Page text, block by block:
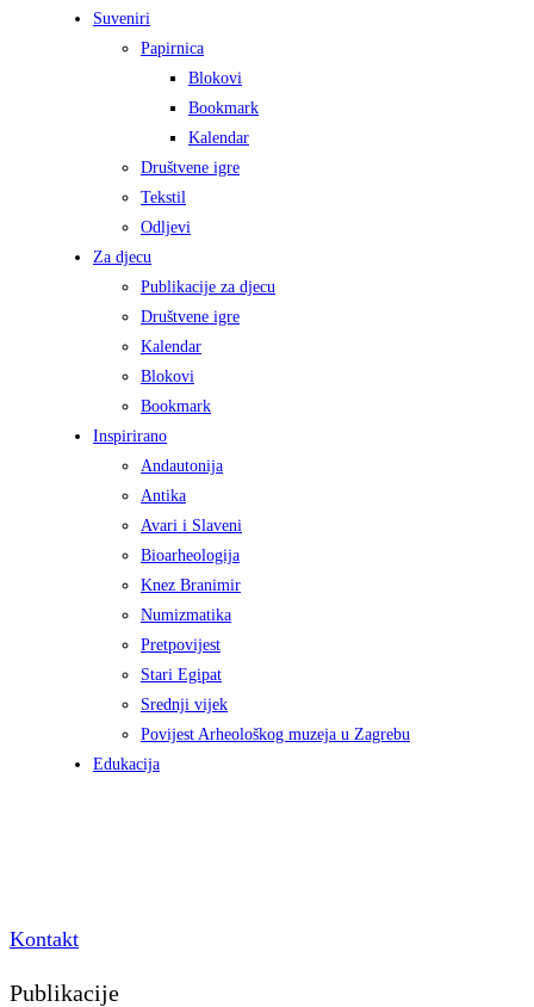
Suveniri
Papirnica
Blokovi
Bookmark
Kalendar
Društvene igre
Tekstil
Odljevi
Za djecu
Publikacije za djecu
Društvene igre
Kalendar
Blokovi
Bookmark
Inspirirano
Andautonija
Antika
Avari i Slaveni
Bioarheologija
Knez Branimir
Numizmatika
Pretpovijest
Stari Egipat
Srednji vijek
Povijest Arheološkog muzeja u Zagrebu
Edukacija
Kontakt
Publikacije